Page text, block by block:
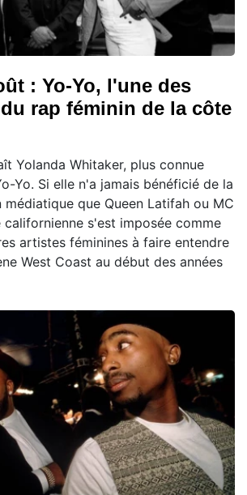
: Yo-Yo, l'une des
rap féminin de la côte
Yolanda Whitaker, plus connue
Yo. Si elle n'a jamais bénéficié de la
que Queen Latifah ou MC
californienne s'est imposée comme
artistes féminines à faire entendre
West Coast au début des années